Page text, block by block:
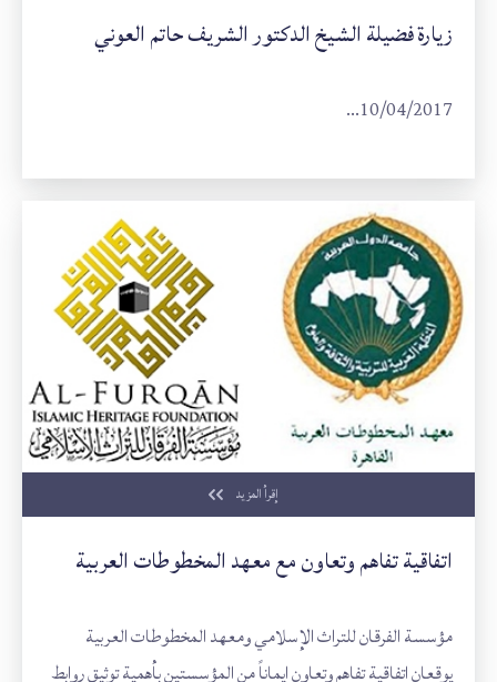
زيارة فضيلة الشيخ الدكتور الشريف حاتم العوني
10/04/2017...
إقرأ المزيد
اتفاقية تفاهم وتعاون مع معهد المخطوطات العربية
مؤسسة الفرقان للتراث الإسلامي ومعهد المخطوطات العربية
يوقعان اتفاقية تفاهم وتعاون إيماناً من المؤسستين بأهمية توثيق روابط